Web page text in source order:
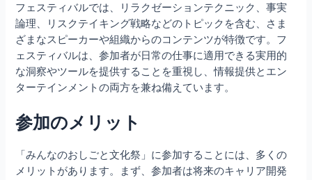
フェスティバルでは、リラクゼーションテクニック、事実
論理、リスクテイキング戦略などのトピックを含む、さま
ざまなスピーカーや組織からのコンテンツが特徴です。フ
ェスティバルは、参加者が日常の仕事に適用できる実用的
な洞察やツールを提供することを重視し、情報提供とエン
ターテインメントの両方を兼ね備えています。
参加のメリット
「みんなのおしごと文化祭」に参加することには、多くの
メリットがあります。まず、参加者は将来のキャリア開発